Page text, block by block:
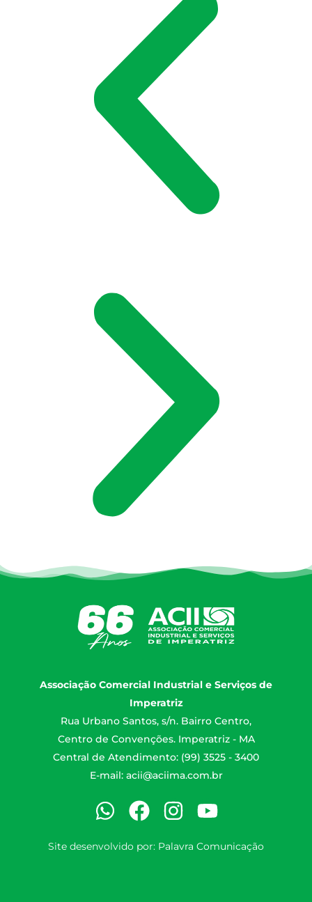
Associação Comercial Industrial e Serviços de
Imperatriz
Rua Urbano Santos, s/n. Bairro Centro,
Centro de Convenções. Imperatriz - MA
Central de Atendimento: (99) 3525 - 3400
E-mail: acii@aciima.com.br
Site desenvolvido por: Palavra Comunicação